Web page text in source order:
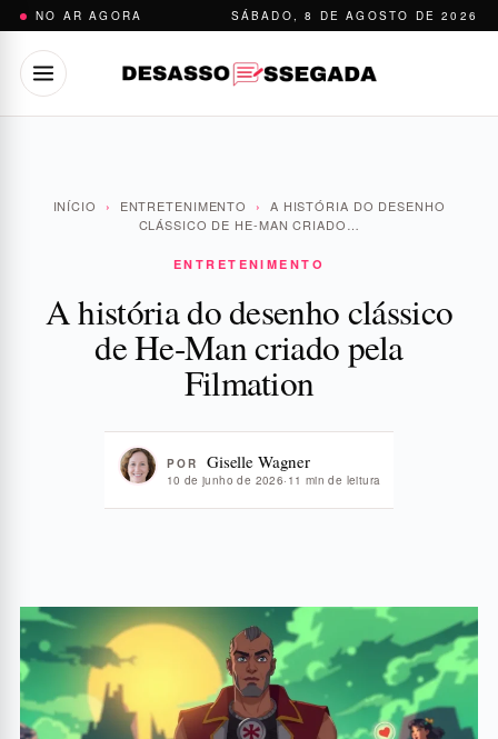
Pular
conteúdo
NO AR AGORA SÁBADO, 8 DE AGOSTO DE 2026
INÍCIO › ENTRETENIMENTO ›
A HISTÓRIA DO DESENHO
CLÁSSICO DE HE-MAN CRIADO…
ENTRETENIMENTO
A história do desenho clássico
de He-Man criado pela
Filmation
POR Giselle Wagner
10 de junho de 2026· 11 min de leitura